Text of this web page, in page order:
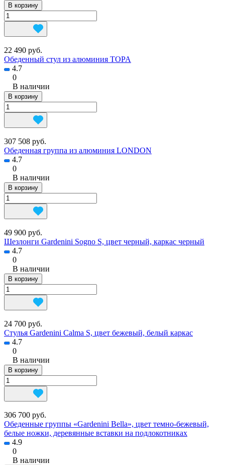
В корзину
22 490 руб.
Обеденный стул из алюминия TOPA
4.7
0
В наличии
В корзину
307 508 руб.
Обеденная группа из алюминия LONDON
4.7
0
В наличии
В корзину
49 900 руб.
Шезлонги Gardenini Sogno S, цвет черный, каркас черный
4.7
0
В наличии
В корзину
24 700 руб.
Стулья Gardenini Calma S, цвет бежевый, белый каркас
4.7
0
В наличии
В корзину
306 700 руб.
Обеденные группы «Gardenini Bella», цвет темно-бежевый,
белые ножки, деревянные вставки на подлокотниках
4.9
0
В наличии